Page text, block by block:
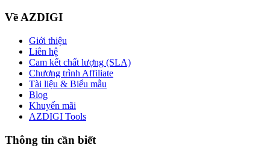
Về AZDIGI
Giới thiệu
Liên hệ
Cam kết chất lượng (SLA)
Chương trình Affiliate
Tài liệu & Biểu mẫu
Blog
Khuyến mãi
AZDIGI Tools
Thông tin cần biết